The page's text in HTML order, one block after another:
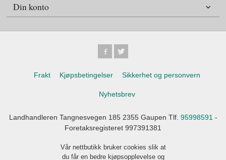
Din konto
Frakt Kjøpsbetingelser Sikkerhet og personvern
Nyhetsbrev
Landhandleren Tangnesvegen 185 2355 Gaupen Tlf. 95998591-
Foretaksregisteret 997391381
Vår nettbutikk bruker cookies slik at
du får en bedre kjøpsopplevelse og